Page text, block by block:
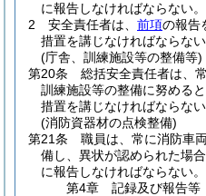
に報告しなければならない。
2
安全責任者は、 前項の報告
措置を講じなければならない
(庁舎、訓練施設等の整備等)
第20条
総括安全責任者は、
訓練施設等の整備に努める
措置を講じなければならない
(消防資器材の点検整備)
第21条
職員は、常に消防車
備し、異状が認められた場
に報告しなければならない。
第4章
記録及び報告等